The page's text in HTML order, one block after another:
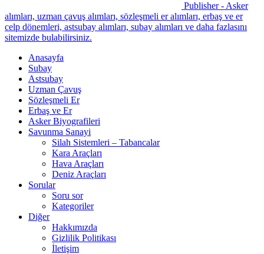
Publisher - Asker
alımları, uzman çavuş alımları, sözleşmeli er alımları, erbaş ve er
celp dönemleri, astsubay alımları, subay alımları ve daha fazlasını
sitemizde bulabilirsiniz.
Anasayfa
Subay
Astsubay
Uzman Çavuş
Sözleşmeli Er
Erbaş ve Er
Asker Biyografileri
Savunma Sanayi
Silah Sistemleri – Tabancalar
Kara Araçları
Hava Araçları
Deniz Araçları
Sorular
Soru sor
Kategoriler
Diğer
Hakkımızda
Gizlilik Politikası
İletişim